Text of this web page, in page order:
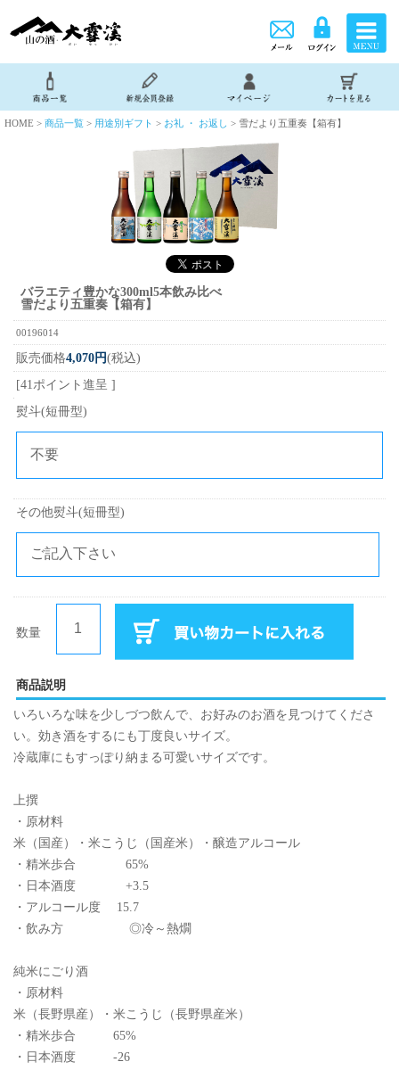
HOME > 商品一覧 > 用途別ギフト > お礼 ・ お返し > 雪だより五重奏【箱有】
バラエティ豊かな300ml5本飲み比べ
雪だより五重奏【箱有】
00196014
販売価格4,070円(税込)
[41ポイント進呈 ]
熨斗(短冊型)
その他熨斗(短冊型)
数量
商品説明
いろいろな味を少しづつ飲んで、お好みのお酒を見つけてくださ
い。効き酒をするにも丁度良いサイズ。
冷蔵庫にもすっぽり納まる可愛いサイズです。
上撰
・原材料
米（国産）・米こうじ（国産米）・醸造アルコール
・精米歩合 65%
・日本酒度 +3.5
・アルコール度 15.7
・飲み方 ◎冷～熱燗
純米にごり酒
・原材料
米（長野県産）・米こうじ（長野県産米）
・精米歩合 65%
・日本酒度 -26